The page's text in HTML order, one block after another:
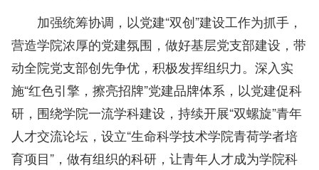
加强统筹协调，以党建“双创”建设工作为抓手，
营造学院浓厚的党建氛围，做好基层党支部建设，带
动全院党支部创先争优，积极发挥组织力。深入实
施“红色引擎，擦亮招牌”党建品牌体系，以党建促科
研，围绕学院一流学科建设，持续开展“双螺旋”青年
人才交流论坛，设立“生命科学技术学院青荷学者培
育项目”，做有组织的科研，让青年人才成为学院科